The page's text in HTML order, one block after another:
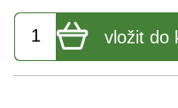
vložit do